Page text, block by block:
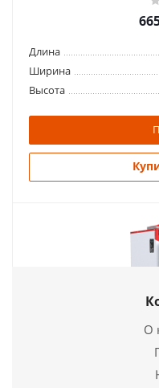
Длина
Ширина
Высота
Котел
О